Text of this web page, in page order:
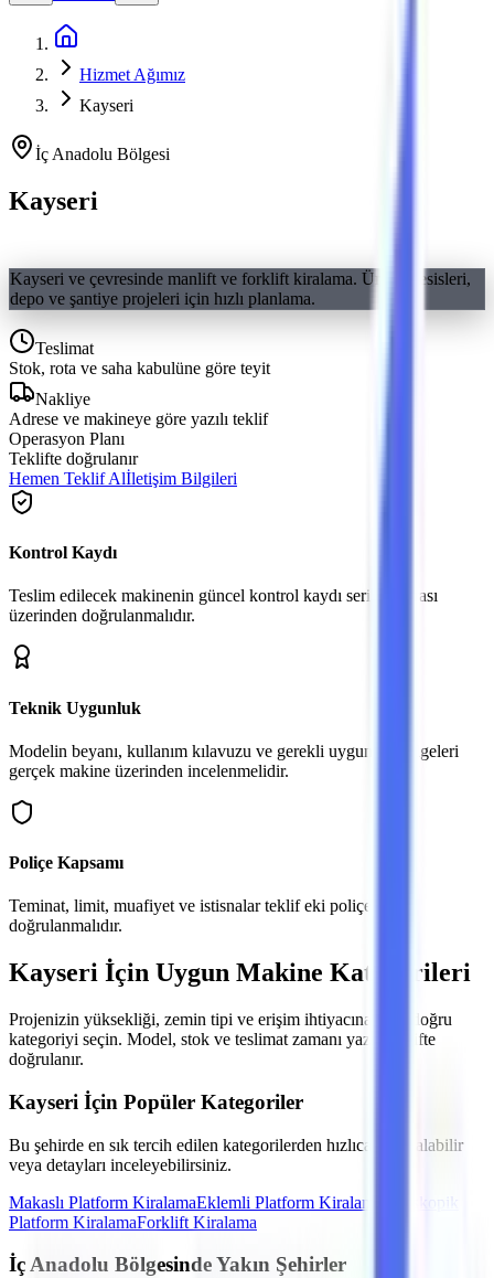
Hizmet Ağımız
Kayseri
İç Anadolu Bölgesi
Kayseri
Kayseri ve çevresinde manlift ve forklift kiralama. Üretim tesisleri,
depo ve şantiye projeleri için hızlı planlama.
Teslimat
Stok, rota ve saha kabulüne göre teyit
Nakliye
Adrese ve makineye göre yazılı teklif
Operasyon Planı
Teklifte doğrulanır
Hemen Teklif Alİletişim Bilgileri
Kontrol Kaydı
Teslim edilecek makinenin güncel kontrol kaydı seri numarası
üzerinden doğrulanmalıdır.
Teknik Uygunluk
Modelin beyanı, kullanım kılavuzu ve gerekli uygunluk belgeleri
gerçek makine üzerinden incelenmelidir.
Poliçe Kapsamı
Teminat, limit, muafiyet ve istisnalar teklif eki poliçeden
doğrulanmalıdır.
Kayseri İçin Uygun Makine Kategorileri
Projenizin yüksekliği, zemin tipi ve erişim ihtiyacına göre doğru
kategoriyi seçin. Model, stok ve teslimat zamanı yazılı teklifte
doğrulanır.
Kayseri İçin Popüler Kategoriler
Bu şehirde en sık tercih edilen kategorilerden hızlıca teklif alabilir
veya detayları inceleyebilirsiniz.
Makaslı Platform KiralamaEklemli Platform Kiralama
Platform KiralamaForklift Kiralama
İç Anadolu Bölgesinde Yakın Şehirler